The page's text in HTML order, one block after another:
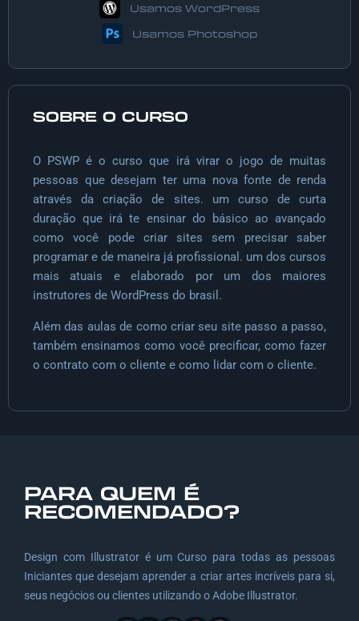
Usamos WordPress
Usamos Photoshop
SOBRE O CURSO
O PSWP é o curso que irá virar o jogo de muitas
pessoas que desejam ter uma nova fonte de renda
através da criação de sites. um curso de curta
duração que irá te ensinar do básico ao avançado
como você pode criar sites sem precisar saber
programar e de maneira já profissional. um dos cursos
mais atuais e elaborado por um dos maiores
instrutores de WordPress do brasil.
Além das aulas de como criar seu site passo a passo,
também ensinamos como você precificar, como fazer
o contrato com o cliente e como lidar com o cliente.
PARA QUEM É
RECOMENDADO?
Design com Illustrator é um Curso para todas as pessoas
Iniciantes que desejam aprender a criar artes incríveis para si,
seus negócios ou clientes utilizando o Adobe Illustrator.